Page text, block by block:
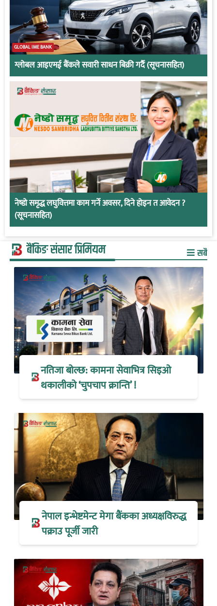
GLOBAL IME BANK
ग्लोबल आइएमई बैंकले सवारी साधन बिक्री गर्दै (सूचनासहित)
नेष्डो समृद्ध लघुवित्तमा काम गर्ने अवसर, दिने होइन त आवेदन ?
(सूचनासहित)
बैंकिङ संसार प्रिमियम सबै
नतिजा बोल्छ: कामना सेवाभित्र सिइओ
थकालीको ‘चुपचाप क्रान्ति’ !
नेपाल इन्भेष्टमेन्ट मेगा बैंकका अध्यक्षविरुद्ध
पक्राउ पूर्जी जारी